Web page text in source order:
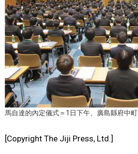
東京
編輯部通知
馬自達的內定儀式＝1日下午、廣島縣府中町
[Copyright The Jiji Press, Ltd.]